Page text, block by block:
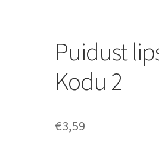
Puidust
Kodu 2
€3,59